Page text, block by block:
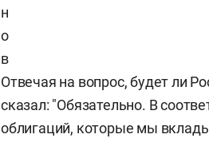
н
о
в
Отвечая на вопрос, будет ли
сказал: "Обязательно. В
облигаций, которые мы